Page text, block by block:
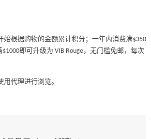
始根据购物的金额累计积分；一年内消费满$350
即可升级为 VIB Rouge，无门槛免邮，每次
代理进行浏览。
Sandro us